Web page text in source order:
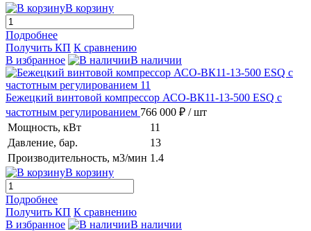
В корзину
Подробнее
Получить КП К сравнению
В избранное
В наличии
Бежецкий винтовой компрессор АСО-ВК11-13-500 ESQ с
частотным регулированием 766 000 ₽ / шт
Мощность, кВт
11
Давление, бар.
13
Производительность, м3/мин 1.4
В корзину
Подробнее
Получить КП К сравнению
В избранное
В наличии